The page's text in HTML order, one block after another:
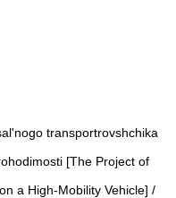
transportrovshchika
[The Project of
a High-Mobility Vehicle] /